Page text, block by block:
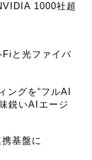
1000社超
と光ファイバ
ングを“フルAI
鋭いAIエージ
基盤に